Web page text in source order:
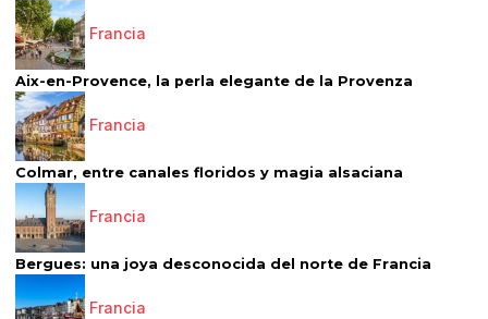
Francia
Aix-en-Provence, la perla elegante de la Provenza
Francia
Colmar, entre canales floridos y magia alsaciana
Francia
Bergues: una joya desconocida del norte de Francia
Francia